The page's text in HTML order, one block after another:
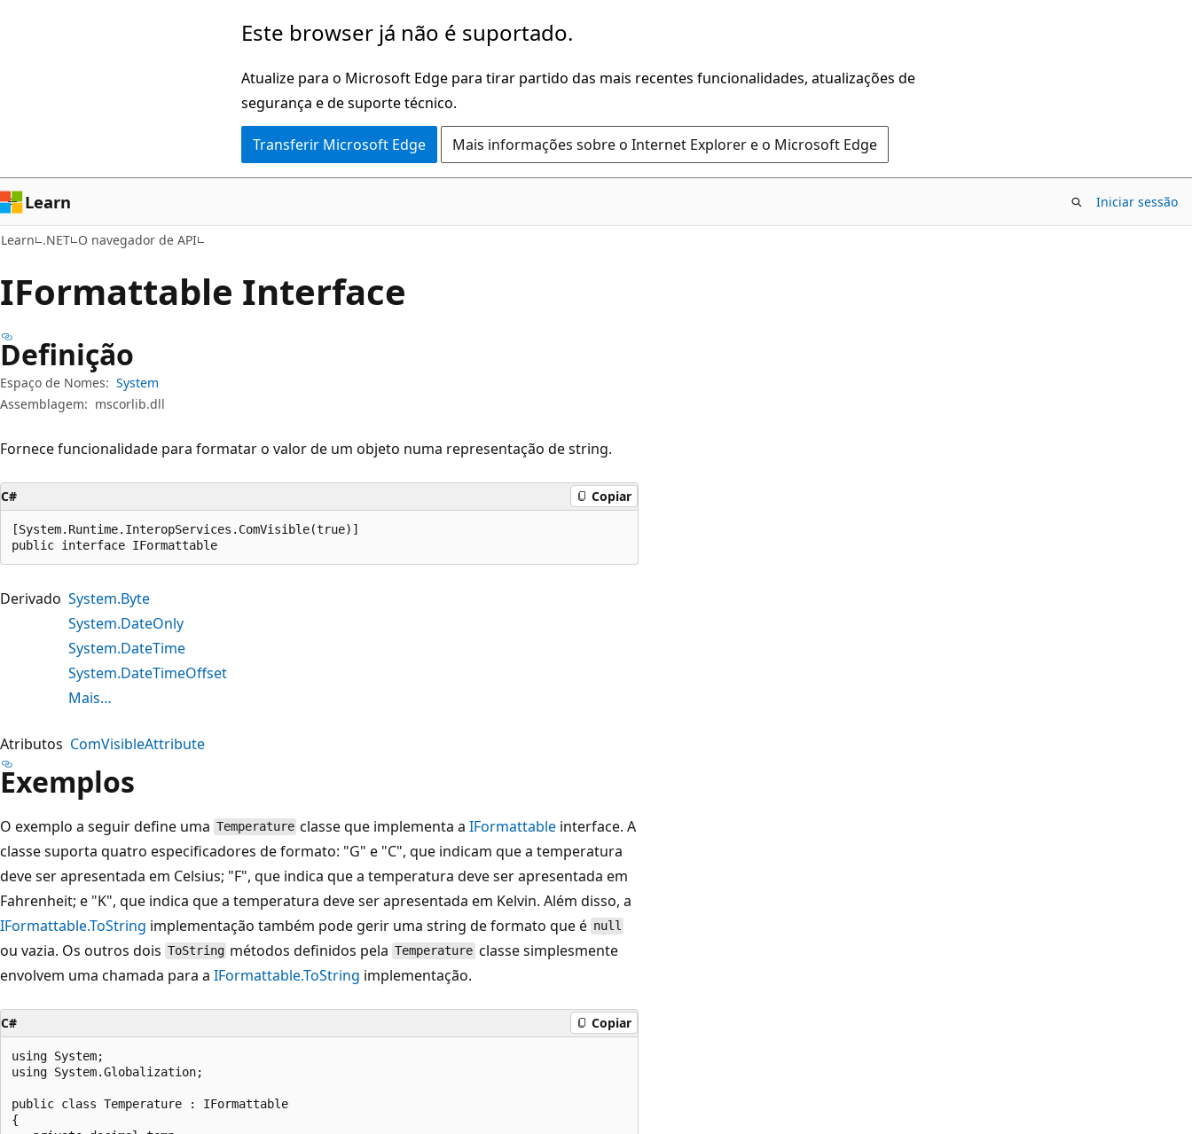
Este browser já não é suportado.
Atualize para o Microsoft Edge para tirar partido das mais recentes funcionalidades, atualizações de
segurança e de suporte técnico.
Transferir Microsoft Edge Mais informações sobre o Internet Explorer e o Microsoft Edge
Learn Iniciar sessão
Learn .NET O navegador de API
IFormattable Interface
Definição
Espaço de Nomes: System
Assemblagem: mscorlib.dll
Fornece funcionalidade para formatar o valor de um objeto numa representação de string.
C# Copiar
[System.Runtime.InteropServices.ComVisible(true)]
public interface IFormattable
Derivado System.Byte
System.DateOnly
System.DateTime
System.DateTimeOffset
Mais…
Atributos ComVisibleAttribute
Exemplos
O exemplo a seguir define uma Temperature classe que implementa aIFormattable interface. A
classe suporta quatro especificadores de formato: "G" e "C", que indicam que a temperatura
deve ser apresentada em Celsius; "F", que indica que a temperatura deve ser apresentada em
Fahrenheit; e "K", que indica que a temperatura deve ser apresentada em Kelvin. Além disso, a
IFormattable.ToString implementação também pode gerir uma string de formato que é null
ou vazia. Os outros dois ToString métodos definidos pela Temperature classe simplesmente
envolvem uma chamada para a IFormattable.ToString implementação.
C# Copiar
using System;
using System.Globalization;
public class Temperature : IFormattable
{